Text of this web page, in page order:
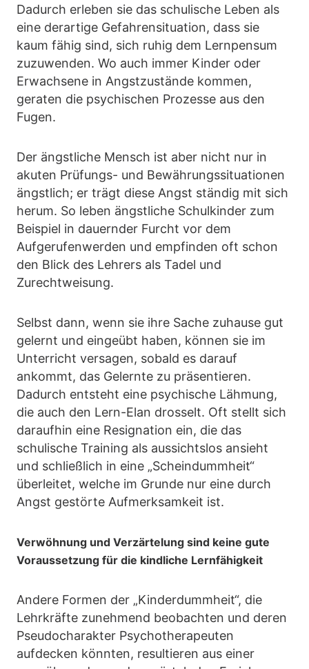
Dadurch erleben sie das schulische Leben als
eine derartige Gefahrensituation, dass sie
kaum fähig sind, sich ruhig dem Lernpensum
zuzuwenden. Wo auch immer Kinder oder
Erwachsene in Angstzustände kommen,
geraten die psychischen Prozesse aus den
Fugen.
Der ängstliche Mensch ist aber nicht nur in
akuten Prüfungs- und Bewährungssituationen
ängstlich; er trägt diese Angst ständig mit sich
herum. So leben ängstliche Schulkinder zum
Beispiel in dauernder Furcht vor dem
Aufgerufenwerden und empfinden oft schon
den Blick des Lehrers als Tadel und
Zurechtweisung.
Selbst dann, wenn sie ihre Sache zuhause gut
gelernt und eingeübt haben, können sie im
Unterricht versagen, sobald es darauf
ankommt, das Gelernte zu präsentieren.
Dadurch entsteht eine psychische Lähmung,
die auch den Lern-Elan drosselt. Oft stellt sich
daraufhin eine Resignation ein, die das
schulische Training als aussichtslos ansieht
und schließlich in eine „Scheindummheit“
überleitet, welche im Grunde nur eine durch
Angst gestörte Aufmerksamkeit ist.
Verwöhnung und Verzärtelung sind keine gute
Voraussetzung für die kindliche Lernfähigkeit
Andere Formen der „Kinderdummheit“, die
Lehrkräfte zunehmend beobachten und deren
Pseudocharakter Psychotherapeuten
aufdecken könnten, resultieren aus einer